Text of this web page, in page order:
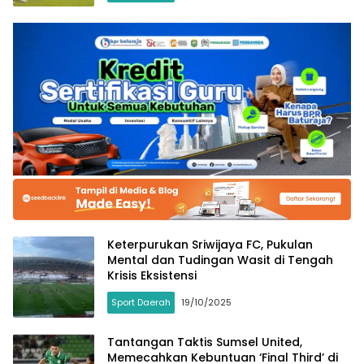
Keterpurukan Sriwijaya FC, Pukulan
Mental dan Tudingan Wasit di Tengah
Krisis Eksistensi
Sport Daerah 19/10/2025
Tantangan Taktis Sumsel United,
Memecahkan Kebuntuan ‘Final Third’ di